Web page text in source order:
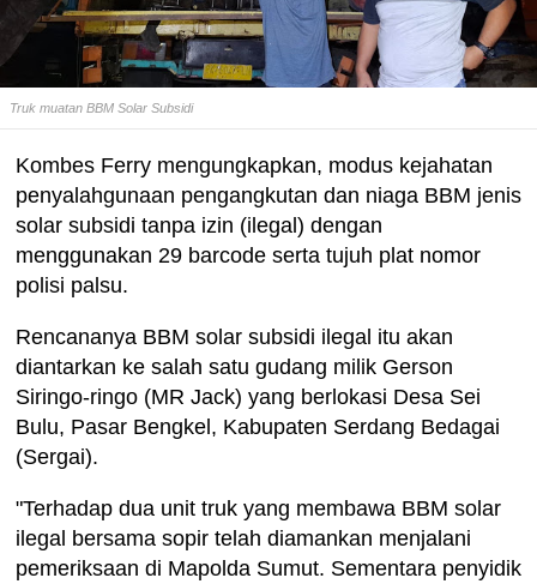
Truk muatan BBM Solar Subsidi
Kombes Ferry mengungkapkan, modus kejahatan
penyalahgunaan pengangkutan dan niaga BBM jenis
solar subsidi tanpa izin (ilegal) dengan
menggunakan 29 barcode serta tujuh plat nomor
polisi palsu.
Rencananya BBM solar subsidi ilegal itu akan
diantarkan ke salah satu gudang milik Gerson
Siringo-ringo (MR Jack) yang berlokasi Desa Sei
Bulu, Pasar Bengkel, Kabupaten Serdang Bedagai
(Sergai).
"Terhadap dua unit truk yang membawa BBM solar
ilegal bersama sopir telah diamankan menjalani
pemeriksaan di Mapolda Sumut. Sementara penyidik